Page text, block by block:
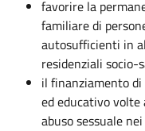
favorire la
familiare di
autosufficienti in
residenziali socio-
il finanziamento
ed educativo volte
abuso sessuale